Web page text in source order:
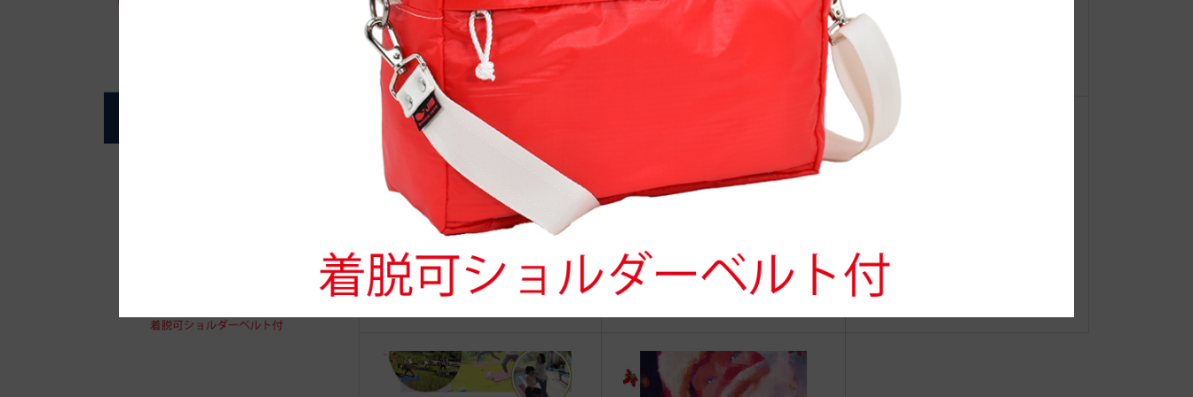
自治体アワード Bronze受賞
☆JIB Group Info☆20/9/28~【重
要】JIB本店・船坂店限定カラーオ
●Event Info●22/11/16～ 泉北タカシ
マヤにてJIBフェア開催
JIB船坂・朝ヨガのご案内(2025/5/1
7)
◆web更新Info◆20/5/21~ 新着動画
◆いざというとき使えるJIBとロー
JIB誕生秘話（6回連載）その6